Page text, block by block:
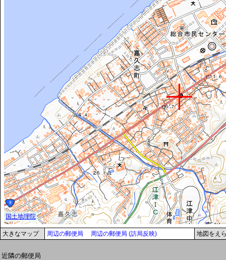
大きなマップ 周辺の郵便局 周辺の郵便局 (訪局反映) 地図をえ
近隣の郵便局